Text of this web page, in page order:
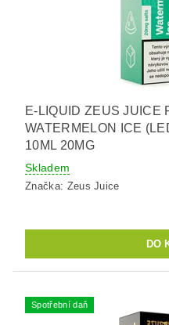
E-LIQUID ZEUS JUICE
WATERMELON ICE
10ML 20MG
Skladem
Značka: Zeus Juice
Spotřební daň